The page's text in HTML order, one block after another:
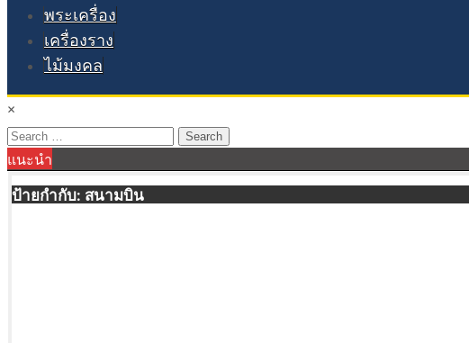
พระเครื่อง
เครื่องราง
ไม้มงคล
×
Search
for:
แนะนำ
ป้ายกำกับ: สนามบิน